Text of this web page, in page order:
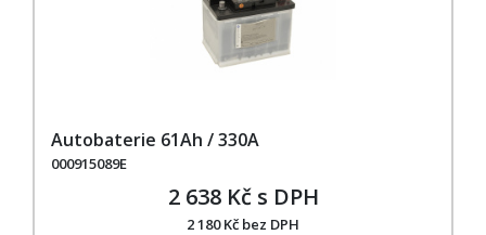
Autobaterie 61Ah / 330A
000915089E
2 638 Kč s DPH
2 180 Kč bez DPH